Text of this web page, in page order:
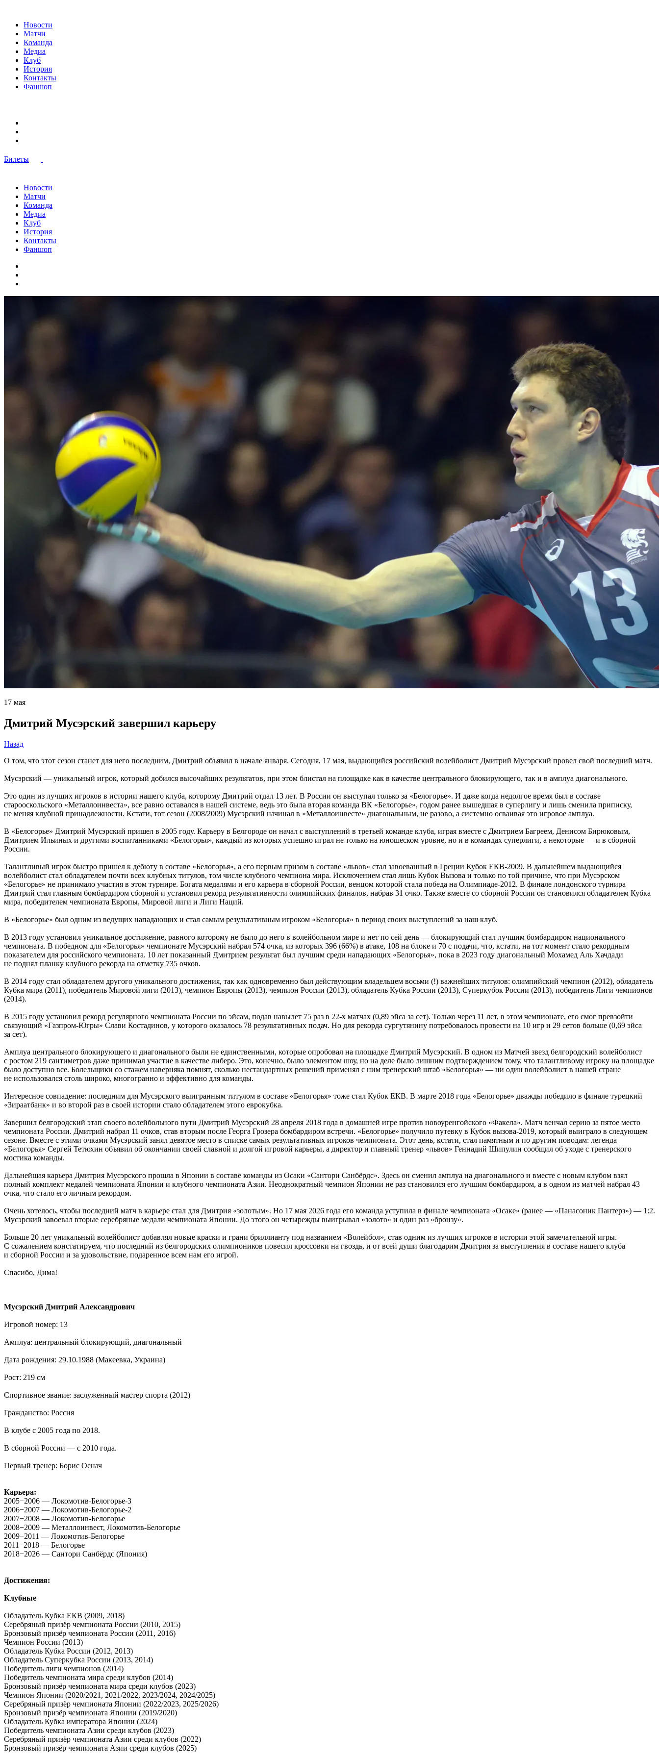
Новости
Матчи
Команда
Медиа
Клуб
История
Контакты
Фаншоп
Билеты
Новости
Матчи
Команда
Медиа
Клуб
История
Контакты
Фаншоп
17 мая
Дмитрий Мусэрский завершил карьеру
Назад
О том, что этот сезон станет для него последним, Дмитрий объявил в начале января. Сегодня, 17 мая, выдающийся российский волейболист Дмитрий Мусэрский провел свой последний матч.
Мусэрский — уникальный игрок, который добился высочайших результатов, при этом блистал на площадке как в качестве центрального блокирующего, так и в амплуа диагонального.
Это один из лучших игроков в истории нашего клуба, которому Дмитрий отдал 13 лет. В России он выступал только за «Белогорье». И даже когда недолгое время был в составе
старооскольского «Металлоинвеста», все равно оставался в нашей системе, ведь это была вторая команда ВК «Белогорье», годом ранее вышедшая в суперлигу и лишь сменила приписку,
не меняя клубной принадлежности. Кстати, тот сезон (2008/2009) Мусэрский начинал в «Металлоинвесте» диагональным, не разово, а системно осваивая это игровое амплуа.
В «Белогорье» Дмитрий Мусэрский пришел в 2005 году. Карьеру в Белгороде он начал с выступлений в третьей команде клуба, играя вместе с Дмитрием Багреем, Денисом Бирюковым,
Дмитрием Ильиных и другими воспитанниками «Белогорья», каждый из которых успешно играл не только на юношеском уровне, но и в командах суперлиги, а некоторые — и в сборной
России.
Талантливый игрок быстро пришел к дебюту в составе «Белогорья», а его первым призом в составе «львов» стал завоеванный в Греции Кубок ЕКВ-2009. В дальнейшем выдающийся
волейболист стал обладателем почти всех клубных титулов, том числе клубного чемпиона мира. Исключением стал лишь Кубок Вызова и только по той причине, что при Мусэрском
«Белогорье» не принимало участия в этом турнире. Богата медалями и его карьера в сборной России, венцом которой стала победа на Олимпиаде-2012. В финале лондонского турнира
Дмитрий стал главным бомбардиром сборной и установил рекорд результативности олимпийских финалов, набрав 31 очко. Также вместе со сборной России он становился обладателем Кубка
мира, победителем чемпионата Европы, Мировой лиги и Лиги Наций.
В «Белогорье» был одним из ведущих нападающих и стал самым результативным игроком «Белогорья» в период своих выступлений за наш клуб.
В 2013 году установил уникальное достижение, равного которому не было до него в волейбольном мире и нет по сей день — блокирующий стал лучшим бомбардиром национального
чемпионата. В победном для «Белогорья» чемпионате Мусэрский набрал 574 очка, из которых 396 (66%) в атаке, 108 на блоке и 70 с подачи, что, кстати, на тот момент стало рекордным
показателем для российского чемпионата. 10 лет показанный Дмитрием результат был лучшим среди нападающих «Белогорья», пока в 2023 году диагональный Мохамед Аль Хачдади
не поднял планку клубного рекорда на отметку 735 очков.
В 2014 году стал обладателем другого уникального достижения, так как одновременно был действующим владельцем восьми (!) важнейших титулов: олимпийский чемпион (2012), обладатель
Кубка мира (2011), победитель Мировой лиги (2013), чемпион Европы (2013), чемпион России (2013), обладатель Кубка России (2013), Суперкубок России (2013), победитель Лиги чемпионов
(2014).
В 2015 году установил рекорд регулярного чемпионата России по эйсам, подав навылет 75 раз в 22-х матчах (0,89 эйса за сет). Только через 11 лет, в этом чемпионате, его смог превзойти
связующий «Газпром-Югры» Слави Костадинов, у которого оказалось 78 результативных подач. Но для рекорда сургутянину потребовалось провести на 10 игр и 29 сетов больше (0,69 эйса
за сет).
Амплуа центрального блокирующего и диагонального были не единственными, которые опробовал на площадке Дмитрий Мусэрский. В одном из Матчей звезд белгородский волейболист
с ростом 219 сантиметров даже принимал участие в качестве либеро. Это, конечно, было элементом шоу, но на деле было лишним подтверждением тому, что талантливому игроку на площадке
было доступно все. Болельщики со стажем наверняка помнят, сколько нестандартных решений применял с ним тренерский штаб «Белогорья» — ни один волейболист в нашей стране
не использовался столь широко, многогранно и эффективно для команды.
Интересное совпадение: последним для Мусэрского выигранным титулом в составе «Белогорья» тоже стал Кубок ЕКВ. В марте 2018 года «Белогорье» дважды победило в финале турецкий
«Зираатбанк» и во второй раз в своей истории стало обладателем этого еврокубка.
Завершил белгородский этап своего волейбольного пути Дмитрий Мусэрский 28 апреля 2018 года в домашней игре против новоуренгойского «Факела». Матч венчал серию за пятое место
чемпионата России. Дмитрий набрал 11 очков, став вторым после Георга Грозера бомбардиром встречи. «Белогорье» получило путевку в Кубок вызова-2019, который выиграло в следующем
сезоне. Вместе с этими очками Мусэрский занял девятое место в списке самых результативных игроков чемпионата. Этот день, кстати, стал памятным и по другим поводам: легенда
«Белогорья» Сергей Тетюхин объявил об окончании своей славной и долгой игровой карьеры, а директор и главный тренер «львов» Геннадий Шипулин сообщил об уходе с тренерского
мостика команды.
Дальнейшая карьера Дмитрия Мусэрского прошла в Японии в составе команды из Осаки «Сантори Санбёрдс». Здесь он сменил амплуа на диагонального и вместе с новым клубом взял
полный комплект медалей чемпионата Японии и клубного чемпионата Азии. Неоднократный чемпион Японии не раз становился его лучшим бомбардиром, а в одном из матчей набрал 43
очка, что стало его личным рекордом.
Очень хотелось, чтобы последний матч в карьере стал для Дмитрия «золотым». Но 17 мая 2026 года его команда уступила в финале чемпионата «Осаке» (ранее — «Панасоник Пантерз») — 1:2.
Мусэрский завоевал вторые серебряные медали чемпионата Японии. До этого он четырежды выигрывал «золото» и один раз «бронзу».
Больше 20 лет уникальный волейболист добавлял новые краски и грани бриллианту под названием «Волейбол», став одним из лучших игроков в истории этой замечательной игры.
С сожалением констатируем, что последний из белгородских олимпиоников повесил кроссовки на гвоздь, и от всей души благодарим Дмитрия за выступления в составе нашего клуба
и сборной России и за удовольствие, подаренное всем нам его игрой.
Спасибо, Дима!
Мусэрский Дмитрий Александрович
Игровой номер: 13
Амплуа: центральный блокирующий, диагональный
Дата рождения: 29.10.1988 (Макеевка, Украина)
Рост: 219 см
Спортивное звание: заслуженный мастер спорта (2012)
Гражданство: Россия
В клубе с 2005 года по 2018.
В сборной России — с 2010 года.
Первый тренер: Борис Оснач
Карьера:
2005−2006 — Локомотив-Белогорье-3
2006−2007 — Локомотив-Белогорье-2
2007−2008 — Локомотив-Белогорье
2008−2009 — Металлоинвест, Локомотив-Белогорье
2009−2011 — Локомотив-Белогорье
2011−2018 — Белогорье
2018−2026 — Сантори Санбёрдс (Япония)
Достижения:
Клубные
Обладатель Кубка ЕКВ (2009, 2018)
Серебряный призёр чемпионата России (2010, 2015)
Бронзовый призёр чемпионата России (2011, 2016)
Чемпион России (2013)
Обладатель Кубка России (2012, 2013)
Обладатель Суперкубка России (2013, 2014)
Победитель лиги чемпионов (2014)
Победитель чемпионата мира среди клубов (2014)
Бронзовый призёр чемпионата мира среди клубов (2023)
Чемпион Японии (2020/2021, 2021/2022, 2023/2024, 2024/2025)
Серебряный призёр чемпионата Японии (2022/2023, 2025/2026)
Бронзовый призёр чемпионата Японии (2019/2020)
Обладатель Кубка императора Японии (2024)
Победитель чемпионата Азии среди клубов (2023)
Серебряный призёр чемпионата Азии среди клубов (2022)
Бронзовый призёр чемпионата Азии среди клубов (2025)